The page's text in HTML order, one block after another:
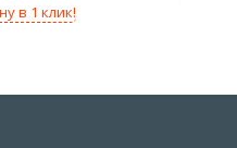
в 1 клик!